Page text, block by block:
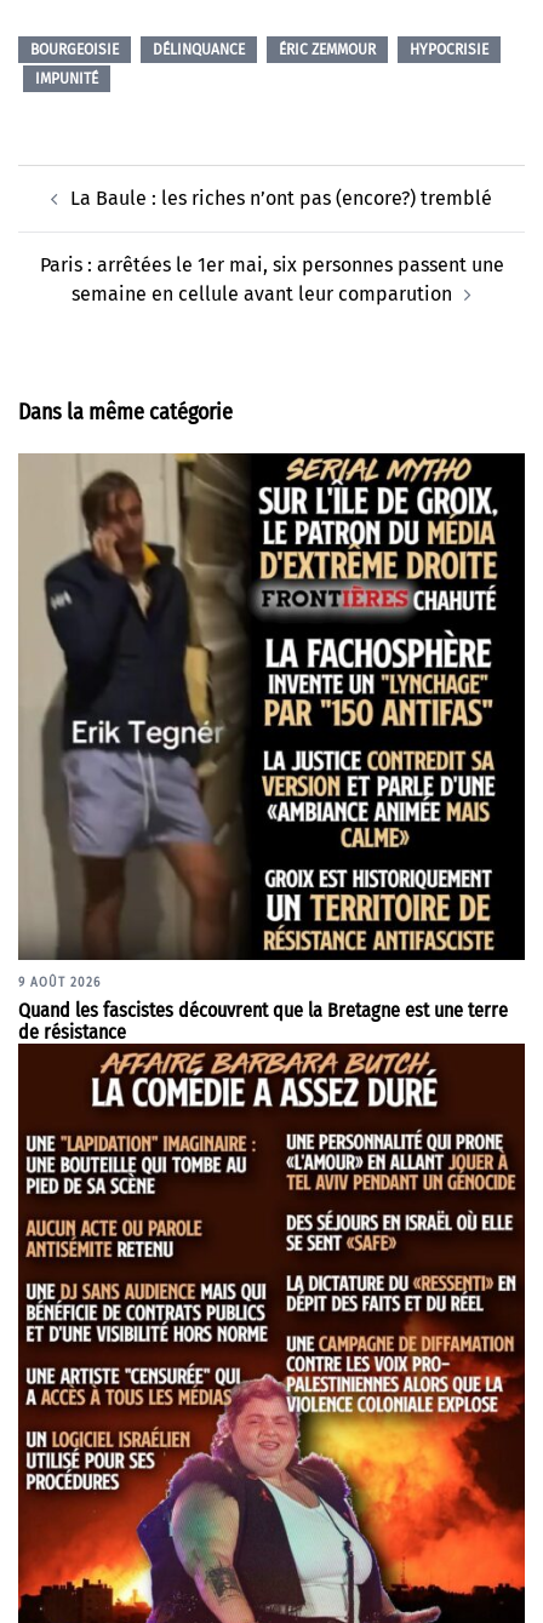
BOURGEOISIE DÉLINQUANCE ÉRIC ZEMMOUR
HYPOCRISIE
IMPUNITÉ
d’articleLa Baule : les riches n’ont pas (encore?) tremblé
Paris : arrêtées le 1er mai, six personnes passent une
semaine en cellule avant leur comparution
Dans la même catégorie
9 AOÛT 2026
Quand les fascistes découvrent que la Bretagne est une terre
de résistance